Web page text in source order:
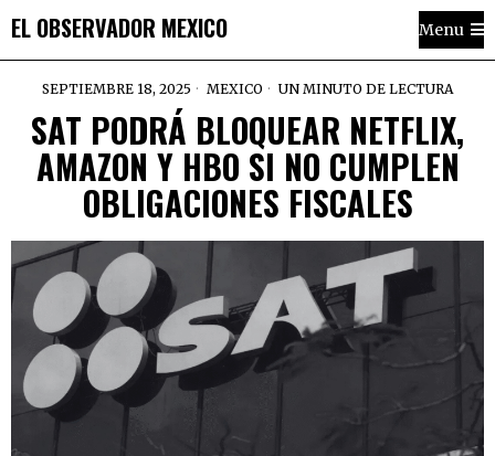
EL OBSERVADOR MEXICO Menu
SEPTIEMBRE 18, 2025 MEXICO UN MINUTO DE LECTURA
SAT PODRÁ BLOQUEAR NETFLIX,
AMAZON Y HBO SI NO CUMPLEN
OBLIGACIONES FISCALES